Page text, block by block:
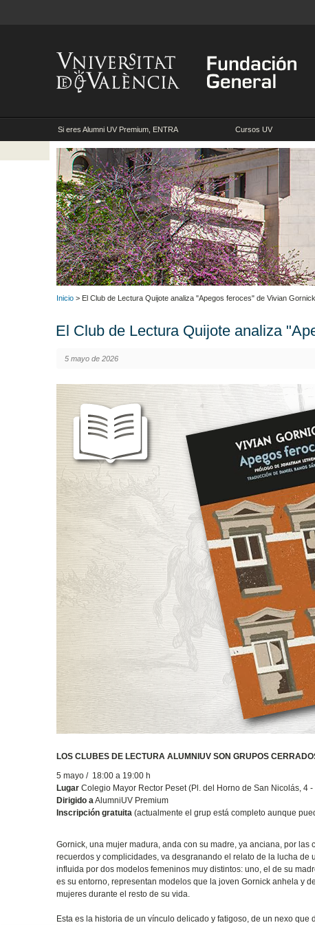
Si eres Alumni UV Premium, ENTRA Cursos UV
Inicio > El Club de Lectura Quijote analiza "Apegos feroces" de Vivian Gornick
El Club de Lectura Quijote analiza
5 mayo de 2026
LOS CLUBES DE LECTURA ALUMNIUV SON GRUPOS
5 mayo / 18:00 a 19:00 h
Lugar Colegio Mayor Rector Peset (Pl. del Horno de San Nicolás, 4 -
Dirigido aAlumniUV Premium
Inscripción gratuita(actualmente el grup está completo aunque
Gornick, una mujer madura, anda con su madre, ya anciana, por
recuerdos y complicidades, va desgranando el relato de la lucha
influida por dos modelos femeninos muy distintos: uno, el de su
es su entorno, representan modelos que la joven Gornick anhela y
mujeres durante el resto de su vida.
Esta es la historia de un vínculo delicado y fatigoso, de un nexo